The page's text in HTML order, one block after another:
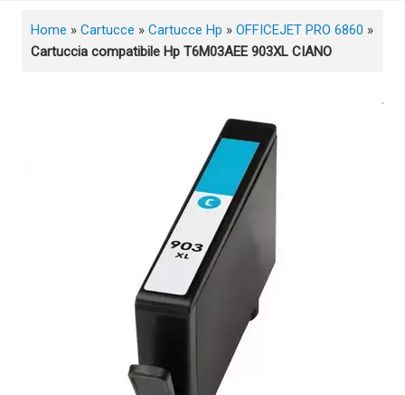
Home » Cartucce » Cartucce Hp » OFFICEJET PRO 6860 »
Cartuccia compatibile Hp T6M03AEE 903XL CIANO